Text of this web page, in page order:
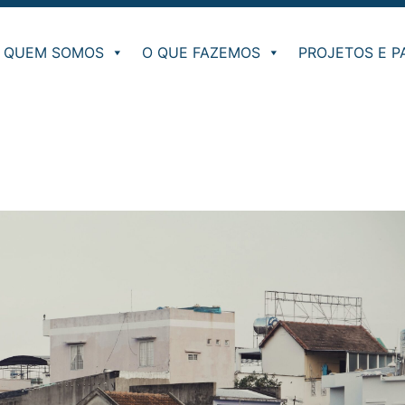
QUEM SOMOS O QUE FAZEMOS PROJETOS E